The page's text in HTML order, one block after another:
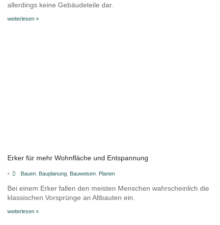
allerdings keine Gebäudeteile dar.
weiterlesen »
Erker für mehr Wohnfläche und Entspannung
• Bauen, Bauplanung, Bauweisen, Planen
Bei einem Erker fallen den meisten Menschen wahrscheinlich die
klassischen Vorsprünge an Altbauten ein.
weiterlesen »